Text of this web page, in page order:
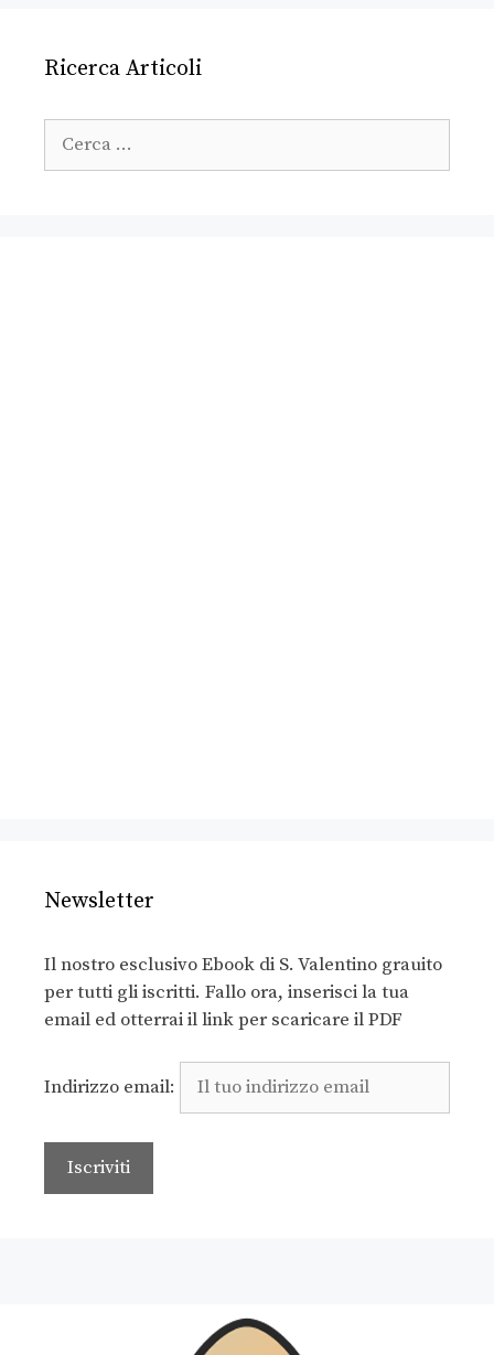
Ricerca Articoli
Newsletter
Il nostro esclusivo Ebook di S. Valentino grauito
per tutti gli iscritti. Fallo ora, inserisci la tua
email ed otterrai il link per scaricare il PDF
Indirizzo email: